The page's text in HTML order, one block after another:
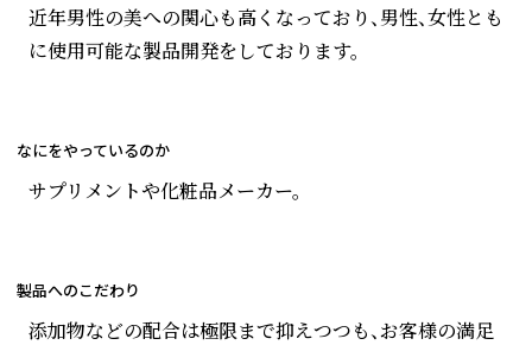
近年男性の美への関心も高くなっており、男性、女性とも
に使用可能な製品開発をしております。
なにをやっているのか
サプリメントや化粧品メーカー。
製品へのこだわり
添加物などの配合は極限まで抑えつつも、お客様の満足